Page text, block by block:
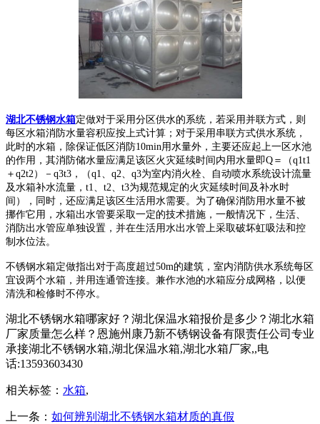
湖北不锈钢水箱定做对于采用分区供水的系统，若采用并联方式，则
每区水箱消防水量容积应按上式计算；对于采用串联方式供水系统，
此时的水箱，除保证低区消防10min用水量外，主要还应起上一区水池
的作用，其消防储水量应满足该区火灾延续时间内用水量即Q＝（q1t1
＋q2t2）－q3t3，（q1、q2、q3为室内消火栓、自动喷水系统设计流量
及水箱补水流量，t1、t2、t3为规范规定的火灾延续时间及补水时
间），同时，还应满足该区生活用水需要。为了确保消防用水量不被
挪作它用，水箱出水管要采取一定的技术措施，一般情况下，生活、
消防出水管应单独设置，并在生活用水出水管上采取破坏虹吸法和控
制水位法。
不锈钢水箱定做指出对于高度超过50m的建筑，室内消防供水系统每区
宜设两个水箱，并用连通管连接。兼作水池的水箱应分成网格，以便
清洗和检修时不停水。
湖北不锈钢水箱哪家好？湖北保温水箱报价是多少？湖北水箱
厂家质量怎么样？恩施州康乃新不锈钢设备有限责任公司专业
承接湖北不锈钢水箱,湖北保温水箱,湖北水箱厂家,,电
话:13593603430
相关标签： 水箱,
上一条： 如何辨别湖北不锈钢水箱材质的真假